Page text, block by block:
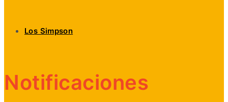
Los Simpson
Notificaciones